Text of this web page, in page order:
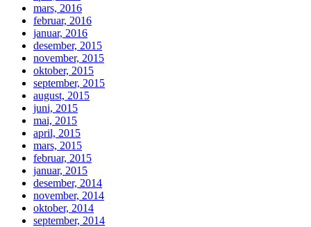
mars, 2016
februar, 2016
januar, 2016
desember, 2015
november, 2015
oktober, 2015
september, 2015
august, 2015
juni, 2015
mai, 2015
april, 2015
mars, 2015
februar, 2015
januar, 2015
desember, 2014
november, 2014
oktober, 2014
september, 2014